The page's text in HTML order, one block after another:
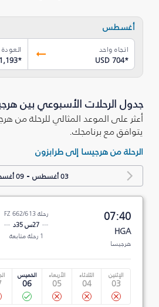
أغسطس
اتجاه واحد
USD 704*
العودة
*
جدول الرحلات الأسبوعي بين
أعثر على الموعد المثالي للرحلة من
يتوافق مع برنامجك.
الرحلة من هرجيسا إلى طرابزون
03 أغسطس -09 أغسطس
07:40
HGA
هرجيسا
رحلة FZ 662/613
27س 35د
1 رحلة متابعة
الإثنين
03
الثلاثاء
04
الأربعاء
05
الخميس
06